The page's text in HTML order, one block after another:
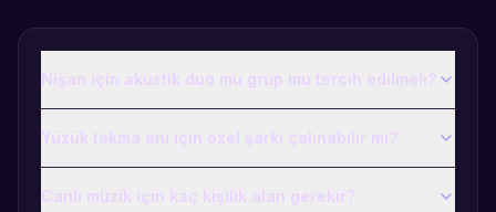
Nişan için akustik duo mu grup mu tercih edilmeli?
Yüzük takma anı için özel şarkı çalınabilir mi?
Canlı müzik için kaç kişilik alan gerekir?